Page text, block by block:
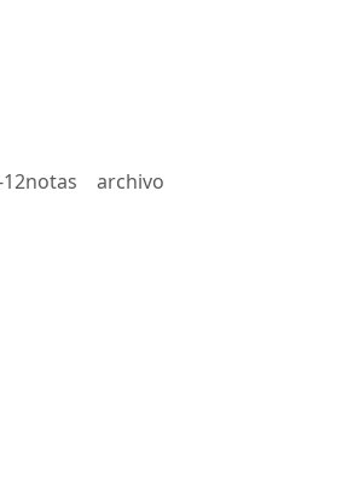
12notas archivo